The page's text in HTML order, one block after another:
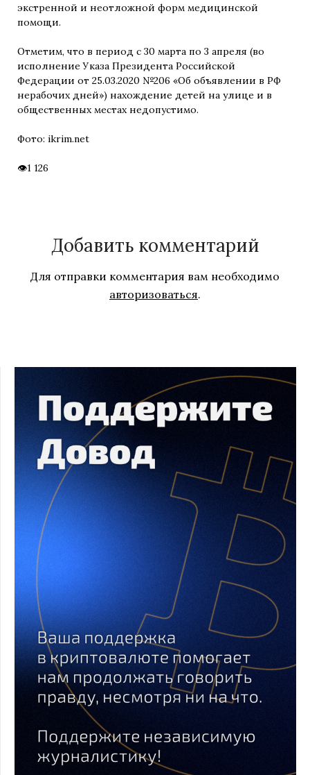
экстренной и неотложной форм медицинской
помощи.
Отметим, что в период с 30 марта по 3 апреля (во
исполнение Указа Президента Российской
Федерации от 25.03.2020 №206 «Об объявлении в РФ
нерабочих дней») нахождение детей на улице и в
общественных местах недопустимо.
Фото: ikrim.net
1 126
Добавить комментарий
Для отправки комментария вам необходимо
авторизоваться.